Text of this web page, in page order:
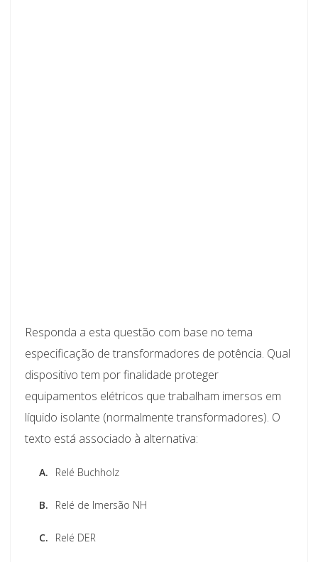
Responda a esta questão com base no tema
especificação de transformadores de potência. Qual
dispositivo tem por finalidade proteger
equipamentos elétricos que trabalham imersos em
líquido isolante (normalmente transformadores). O
texto está associado à alternativa:
A. Relé Buchholz
B. Relé de Imersão NH
C. Relé DER